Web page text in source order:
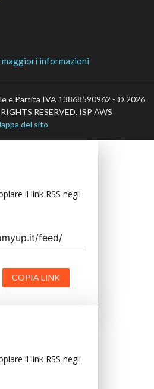
informazioni
e Partita IVA 13868590962 - © 2026
RESERVED. ISP AWS
del sito
il link RSS negli
COPIA LINK
il link RSS negli